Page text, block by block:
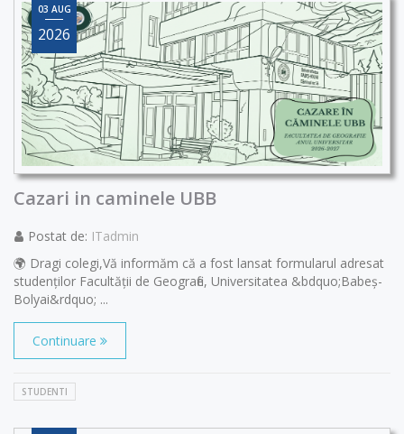
Cazari in caminele UBB
03 AUG
2026
Postat de: ITadmin
🌍 Dragi colegi,Vă informăm că a fost lansat formularul adresat
studenților Facultății de Geografie, Universitatea &bdquo;Babeș-
Bolyai&rdquo; ...
Continuare
STUDENTI